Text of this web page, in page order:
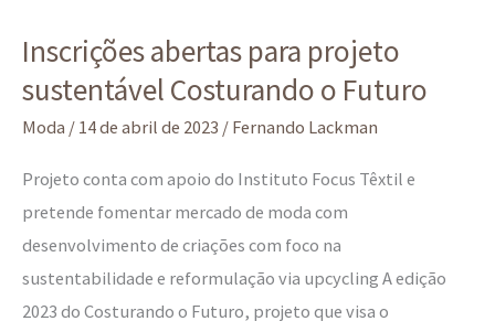
Inscrições abertas para projeto
sustentável Costurando o Futuro
Moda / 14 de abril de 2023 / Fernando Lackman
Projeto conta com apoio do Instituto Focus Têxtil e
pretende fomentar mercado de moda com
desenvolvimento de criações com foco na
sustentabilidade e reformulação via upcycling A edição
2023 do Costurando o Futuro, projeto que visa o
abertas
para
projeto
Costurando
o
Futuro